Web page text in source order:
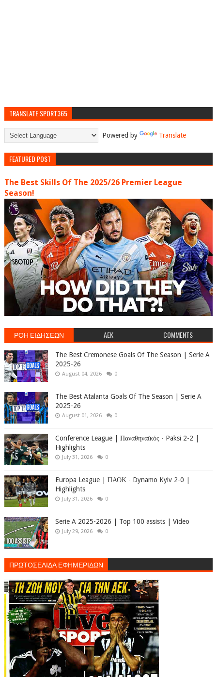
TRANSLATE SPORT365
Powered by Translate
FEATURED POST
The Best Skills Of The 2025/26 Premier League
Season!
ΡΟΗ ΕΙΔΗΣΕΩΝ AEK COMMENTS
The Best Cremonese Goals Of The Season | Serie A
2025-26
August 04, 2026 0
The Best Atalanta Goals Of The Season | Serie A
2025-26
August 01, 2026 0
Conference League | Παναθηναϊκός - Paksi 2-2 |
Highlights
July 31, 2026 0
Europa League | ΠΑΟΚ - Dynamo Kyiv 2-0 |
Highlights
July 31, 2026 0
Serie A 2025-2026 | Top 100 assists | Video
July 29, 2026 0
ΠΡΩΤΟΣΕΛΙΔΑ ΕΦΗΜΕΡΙΔΩΝ